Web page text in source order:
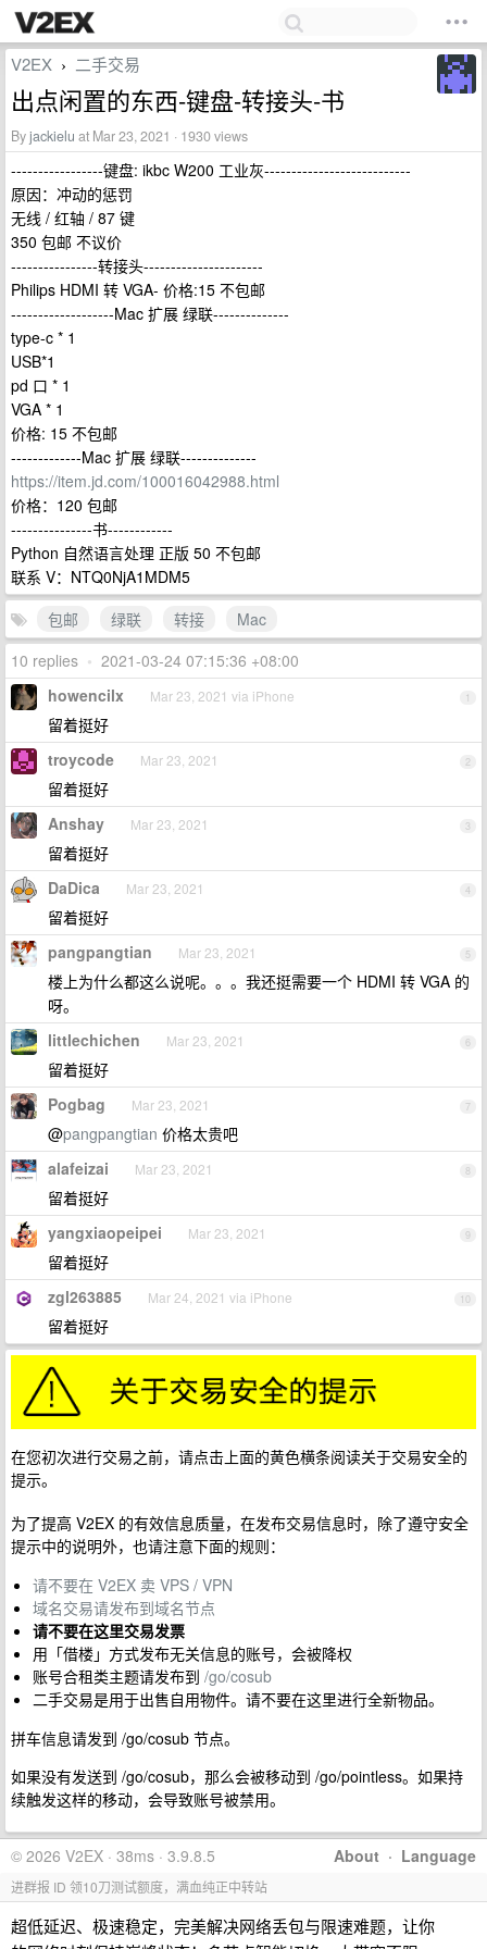
V2EX › 二手交易
出点闲置的东西-键盘-转接头-书
Byjackielu at Mar 23, 2021 · 1930 views
-----------------键盘: ikbc W200 工业灰---------------------------
原因：冲动的惩罚
无线 / 红轴 / 87 键
350 包邮 不议价
----------------转接头----------------------
Philips HDMI 转 VGA- 价格:15 不包邮
-------------------Mac 扩展 绿联--------------
type-c * 1
USB*1
pd 口 * 1
VGA * 1
价格: 15 不包邮
-------------Mac 扩展 绿联--------------
https://item.jd.com/100016042988.html
价格：120 包邮
---------------书------------
Python 自然语言处理 正版 50 不包邮
联系 V：NTQ0NjA1MDM5
包邮
绿联 转接
Mac
10 replies • 2021-03-24 07:15:36 +08:00
1
howencilx Mar 23, 2021 via iPhone
留着挺好
2
troycode Mar 23, 2021
留着挺好
3
Anshay Mar 23, 2021
留着挺好
4
DaDica Mar 23, 2021
留着挺好
5
pangpangtian Mar 23, 2021
楼上为什么都这么说呢。。。我还挺需要一个 HDMI 转 VGA 的
呀。
6
littlechichen Mar 23, 2021
留着挺好
7
Pogbag Mar 23, 2021
@pangpangtian 价格太贵吧
8
alafeizai Mar 23, 2021
留着挺好
9
yangxiaopeipei Mar 23, 2021
留着挺好
10
zgl263885 Mar 24, 2021 via iPhone
留着挺好
在您初次进行交易之前，请点击上面的黄色横条阅读关于交易安全的
提示。
为了提高 V2EX 的有效信息质量，在发布交易信息时，除了遵守安全
提示中的说明外，也请注意下面的规则：
请不要在 V2EX 卖 VPS / VPN
域名交易请发布到域名节点
请不要在这里交易发票
用「借楼」方式发布无关信息的账号，会被降权
账号合租类主题请发布到 /go/cosub
二手交易是用于出售自用物件。请不要在这里进行全新物品。
拼车信息请发到 /go/cosub 节点。
如果没有发送到 /go/cosub，那么会被移动到 /go/pointless。如果持
续触发这样的移动，会导致账号被禁用。
About · Language
© 2026 V2EX · 38ms · 3.9.8.5
进群报 ID 领10刀测试额度，满血纯正中转站
超低延迟、极速稳定，完美解决网络丢包与限速难题，让你